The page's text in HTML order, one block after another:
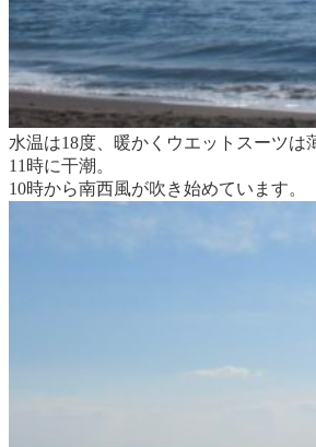
水温は18度、暖かくウエットスーツは
11時に干潮。
10時から南西風が吹き始めています。